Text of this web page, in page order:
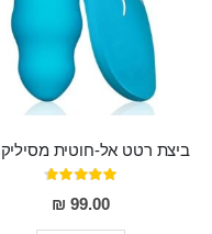
דירוג:
93%
99.00 ₪